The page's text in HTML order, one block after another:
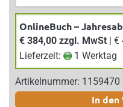
OnlineBuch –
€ 384,00 zzgl. MwSt
|
Lieferzeit:
1 Werktag
Artikelnummer: 1159470
In den